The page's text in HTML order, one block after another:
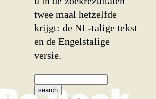
twee maal hetzelfde
krijgt: de NL-talige tekst
en de Engelstalige
versie.